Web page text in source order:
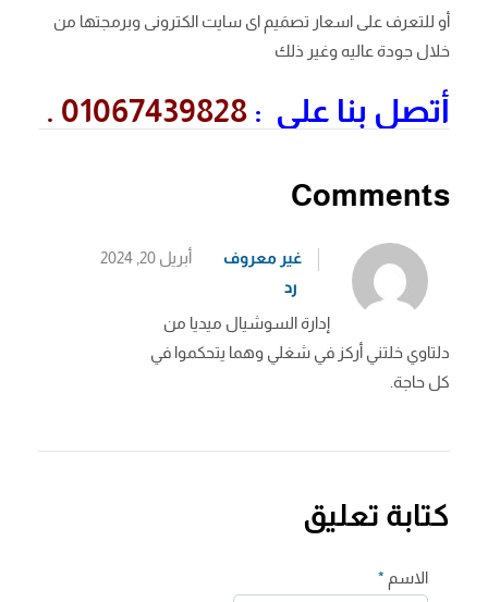
أو للتعرف على اسعار تصمَيم اى سايت الكترونى وبرمجتها من
خلال جودة عاليه وغير ذلك
أتصل بنا على : 01067439828 .
Comments
غير معروف أبريل 20, 2024
رد
إدارة السوشيال ميديا من
دلتاوي خلتني أركز في شغلي وهما يتحكموا في
كل حاجة.
كتابة تعليق
الاسم *